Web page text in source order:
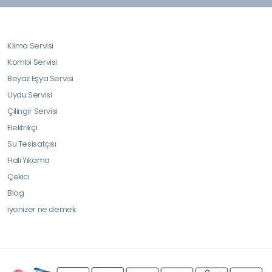
Klima Servisi
Kombi Servisi
Beyaz Eşya Servisi
Uydu Servisi
Çilingir Servisi
Elektrikçi
Su Tesisatçısı
Halı Yıkama
Çekici
Blog
iyonizer ne demek